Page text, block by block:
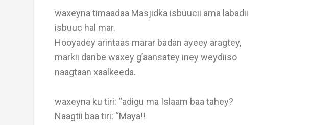
waxeyna timaadaa Masjidka isbuucii ama labadii
isbuuc hal mar.
Hooyadey arintaas marar badan ayeey aragtey,
markii danbe waxey g’aansatey iney weydiiso
naagtaan xaalkeeda.
waxeyna ku tiri: “adigu ma Islaam baa tahey?
Naagtii baa tiri: “Maya!!